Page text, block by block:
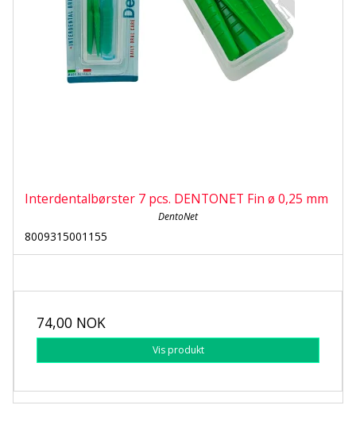
Interdentalbørster 7 pcs. DENTONET Fin ø 0,25 mm
DentoNet
8009315001155
74,00 NOK
Vis produkt